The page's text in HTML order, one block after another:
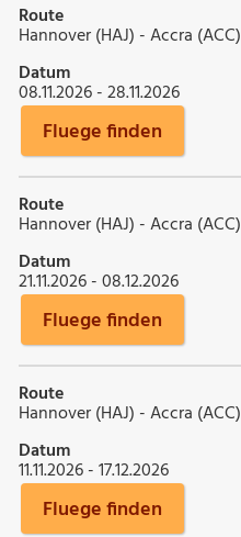
Route
Hannover (HAJ) - Accra (ACC)
Datum
08.11.2026 - 28.11.2026
Fluege finden
Route
Hannover (HAJ) - Accra (ACC)
Datum
21.11.2026 - 08.12.2026
Fluege finden
Route
Hannover (HAJ) - Accra (ACC)
Datum
11.11.2026 - 17.12.2026
Fluege finden